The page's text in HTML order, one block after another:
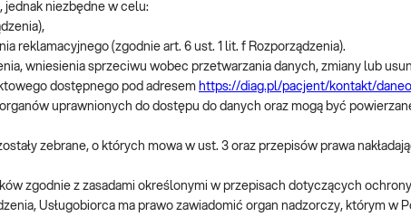
niezbędne w celu:
reklamacyjnego (zgodnie art. 6 ust. 1 lit. f Rozporządzenia).
wniesienia sprzeciwu wobec przetwarzania danych, zmiany lub
dostępnego pod adresem https://diag.pl/pacjent/kontakt/
uprawnionych do dostępu do danych oraz mogą być
zebrane, o których mowa w ust. 3 oraz przepisów prawa
zgodnie z zasadami określonymi w przepisach dotyczących
Usługobiorca ma prawo zawiadomić organ nadzorczy, którym w